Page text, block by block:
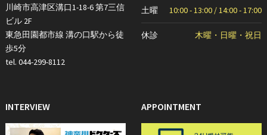
川崎市高津区溝口1-18-6 第7三信
ビル 2F
東急田園都市線 溝の口駅から徒
歩5分
tel. 044-299-8112
土曜 10:00 - 13:00 / 14:00 - 17:00
休診 木曜・日曜・祝日
INTERVIEW APPOINTMENT